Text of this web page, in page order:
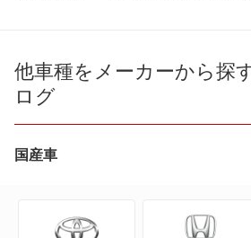
190クラス
Bクラス
CLAクラス
CLEクラス
他車種をメーカーから探
ログ
国産車